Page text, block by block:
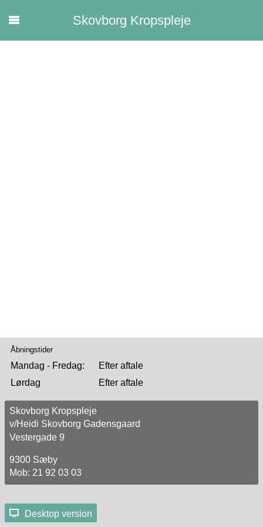
Skovborg Kropspleje
Åbningstider
Mandag - Fredag:
Efter aftale
Lørdag
Efter aftale
Skovborg Kropspleje
v/Heidi Skovborg Gadensgaard
Vestergade 9
9300 Sæby
Mob: 21 92 03 03
Desktop version